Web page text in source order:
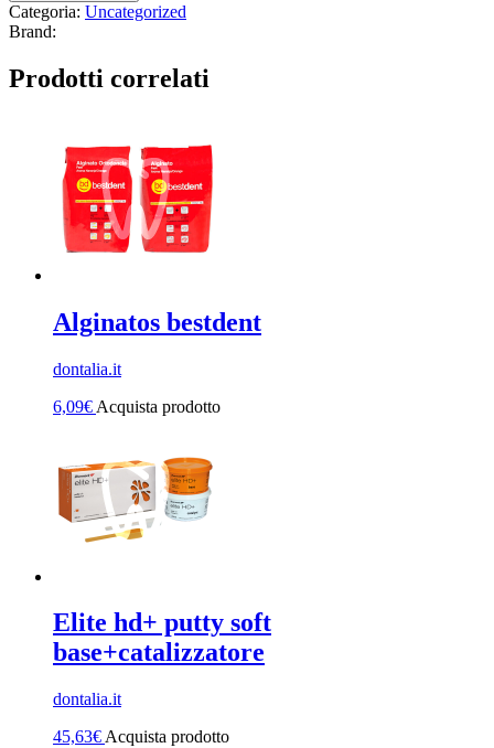
Categoria: Uncategorized
Brand:
Prodotti correlati
Alginatos bestdent
dontalia.it
6,09€ Acquista prodotto
Elite hd+ putty soft
base+catalizzatore
dontalia.it
45,63€ Acquista prodotto